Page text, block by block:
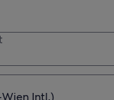
Intl.)